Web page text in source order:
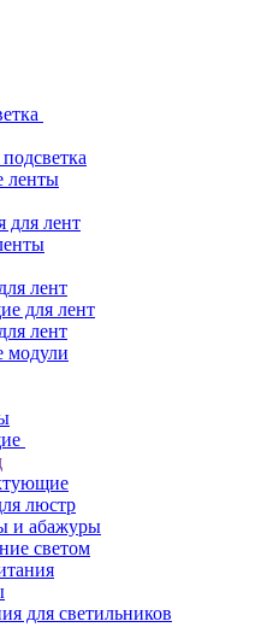
ленты
для лент
лент
для лент
лент
модули
люстр
и абажуры
светом
для светильников